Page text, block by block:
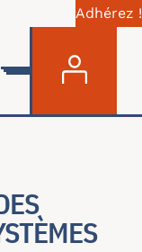
Adhérez !